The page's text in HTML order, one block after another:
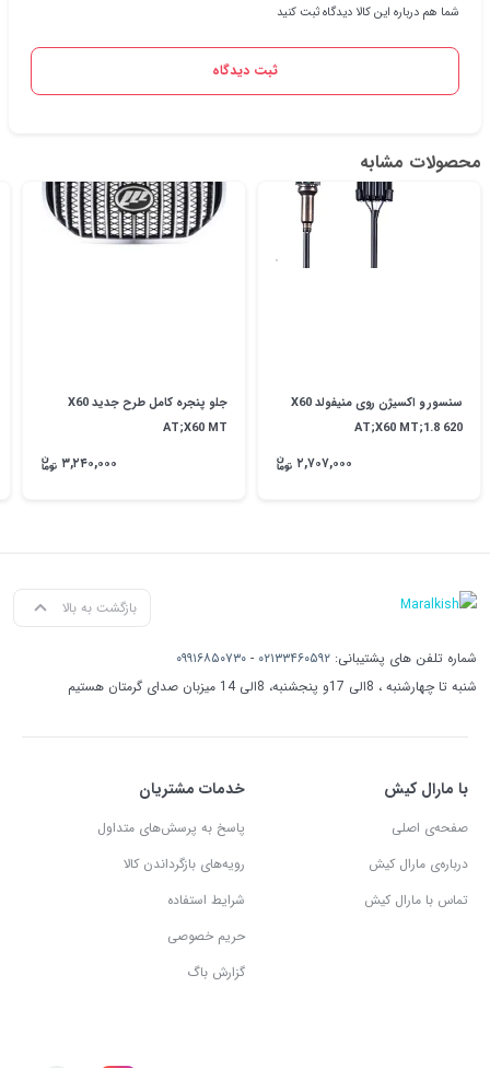
شما هم درباره این کالا دیدگاه ثبت کنید
ثبت دیدگاه
محصولات مشابه
سنسور و اکسیژن روی منیفولد X60
AT;X60 MT;1.8 620
۲,۷۰۷,۰۰۰
جلو پنجره کامل طرح جدید X60
AT;X60 MT
۳,۲۴۰,۰۰۰
بازگشت به بالا
شماره تلفن های پشتیبانی: ۰۲۱۳۳۴۶۰۵۹۲ - ۰۹۹۱۶۸۵۰۷۳۰
شنبه تا چهارشنبه ، 8الی 17و پنجشنبه، 8الی 14 میزبان صدای گرمتان هستیم
با مارال کیش
صفحه‌ی اصلی
درباره‌ی مارال کیش
تماس با مارال کیش
خدمات مشتریان
پاسخ به پرسش‌های متداول
رویه‌های بازگرداندن کالا
شرایط استفاده
حریم خصوصی
گزارش باگ